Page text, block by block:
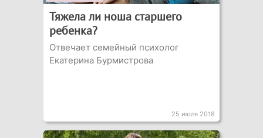
Тяжела ли ноша старшего
ребенка?
Отвечает семейный психолог
Екатерина Бурмистрова
25 июля 2018